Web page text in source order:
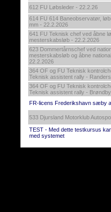
612 FU Løbsleder - 22.2.26
614 FU 614 Baneobservatør,
mm - 22.2.2026
641 FU Teknisk chef ved åbne
mesterskabsløb - 22.2.2026
623 Dommertårnschef ved
mesterskabsløb og åbne
22.2.2026
364 OF og FU Teknisk
Teknisk assistent rally -
364 OF og FU Teknisk
Teknisk assistent rally -
FR-licens Frederikshavn sæby
533 Djursland Motorklub
TEST - Med dette testkursus
med systemet